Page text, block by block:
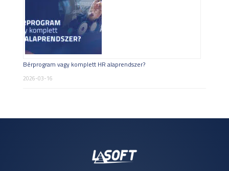
Bérprogram vagy komplett HR alaprendszer?
2026-03-16